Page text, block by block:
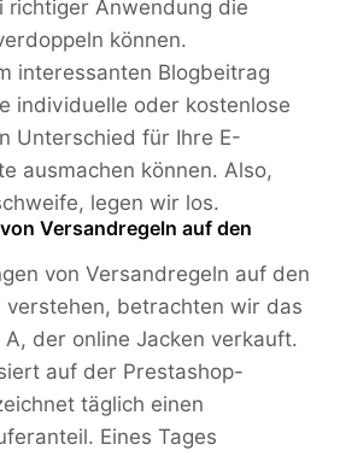
richtiger Anwendung die
können.
interessanten Blogbeitrag
individuelle oder kostenlose
Unterschied für Ihre E-
ausmachen können. Also,
legen wir los.
Versandregeln auf den
von Versandregeln auf den
verstehen, betrachten wir das
A, der online Jacken verkauft.
auf der Prestashop-
täglich einen
Eines Tages